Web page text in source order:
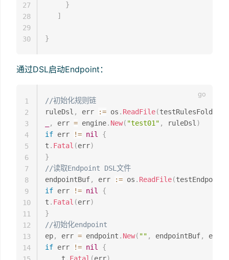
}
]
}
27
28
29
30
通过DSL启动Endpoint：
//初始化规则链
ruleDsl , err := os . ReadFile(testRulesFolder
, err = engine. New( "test01" , ruleDsl)
if err != nil
{
t . Fatal (err)
}
//读取Endpoint DSL文件
endpointBuf, err := os . ReadFile(
if err != nil
{
t . Fatal (err)
}
//初始化endpoint
ep, err = endpoint . New( "" , endpointBuf,
if err != nil
{
1
2
3
4
5
6
7
8
9
10
11
12
13
14